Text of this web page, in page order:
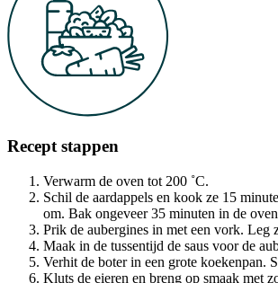
Recept stappen
Verwarm de oven tot 200 ˚C.
Schil de aardappels en kook ze 15
om. Bak ongeveer 35 minuten in de
Prik de aubergines in met een vork. Leg
Maak in de tussentijd de saus voor de
Verhit de boter in een grote koekenpan.
Kluts de eieren en breng op smaak met